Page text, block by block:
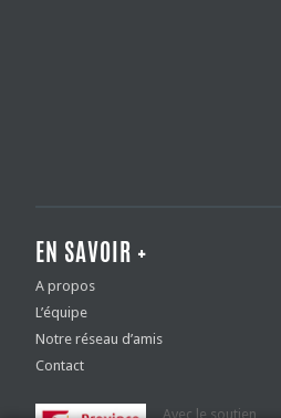
EN SAVOIR +
A propos
L’équipe
Notre réseau d’amis
Contact
Avec le soutien